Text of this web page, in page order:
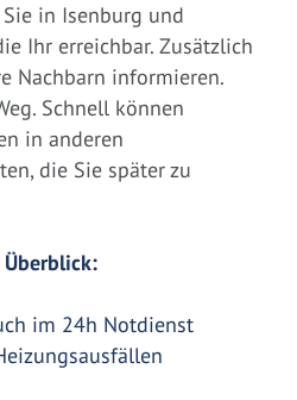
in Isenburg und
Ihr erreichbar. Zusätzlich
Nachbarn informieren.
Schnell können
in anderen
die Sie später zu
im 24h Notdienst